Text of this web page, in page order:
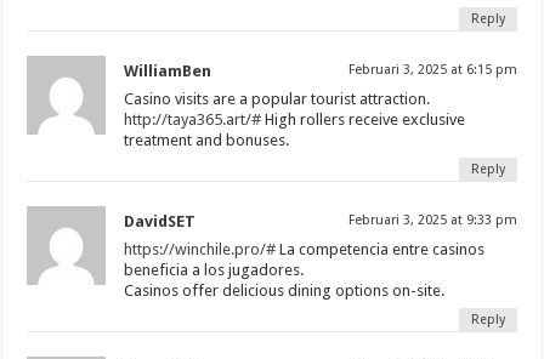
Reply
WilliamBen Februari 3, 2025 at 6:15 pm
Casino visits are a popular tourist attraction.
http://taya365.art/# High rollers receive exclusive
treatment and bonuses.
Reply
DavidSET Februari 3, 2025 at 9:33 pm
https://winchile.pro/# La competencia entre casinos
beneficia a los jugadores.
Casinos offer delicious dining options on-site.
Reply